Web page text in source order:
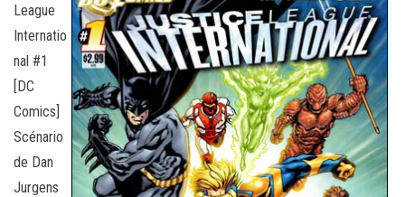
League
Internatio
nal #1
[DC
Comics]
Scénario
de Dan
Jurgens